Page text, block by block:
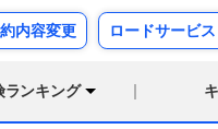
内容変更 ロードサービ
ランキング